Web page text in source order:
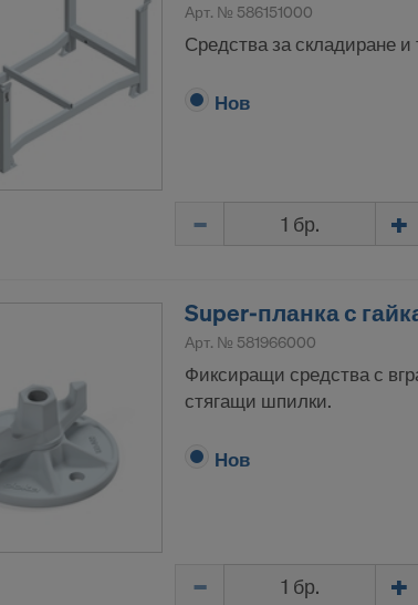
Арт. № 586151000
Средства за складиране и
Нов
Super-планка с
Арт. № 581966000
Фиксиращи средства с
стягащи шпилки.
Нов